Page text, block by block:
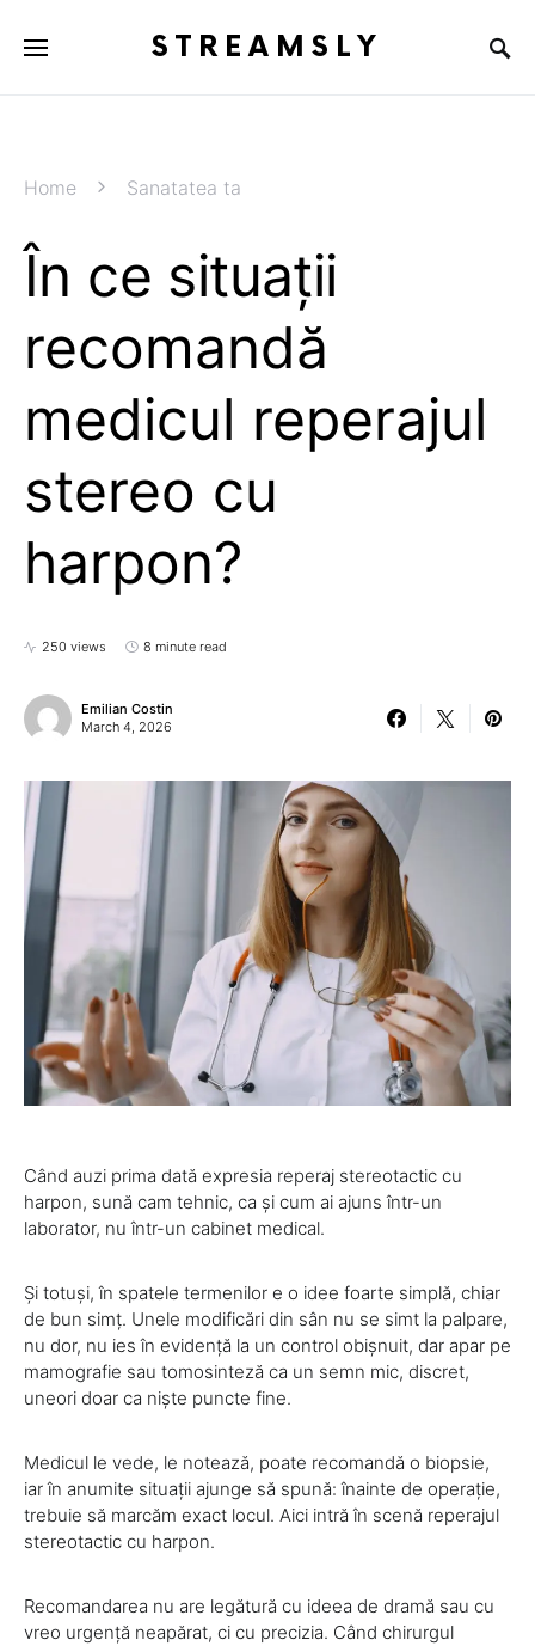
STREAMSLY
Home Sanatatea ta
În ce situații
recomandă
medicul reperajul
stereo cu
harpon?
250 views 8 minute read
Emilian Costin
March 4, 2026
Când auzi prima dată expresia reperaj stereotactic cu
harpon, sună cam tehnic, ca și cum ai ajuns într-un
laborator, nu într-un cabinet medical.
Și totuși, în spatele termenilor e o idee foarte simplă, chiar
de bun simț. Unele modificări din sân nu se simt la palpare,
nu dor, nu ies în evidență la un control obișnuit, dar apar pe
mamografie sau tomosinteză ca un semn mic, discret,
uneori doar ca niște puncte fine.
Medicul le vede, le notează, poate recomandă o biopsie,
iar în anumite situații ajunge să spună: înainte de operație,
trebuie să marcăm exact locul. Aici intră în scenă reperajul
stereotactic cu harpon.
Recomandarea nu are legătură cu ideea de dramă sau cu
vreo urgență neapărat, ci cu precizia. Când chirurgul